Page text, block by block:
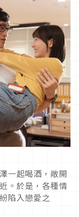
一起喝酒，敞開
。於是，各種情
陷入戀愛之